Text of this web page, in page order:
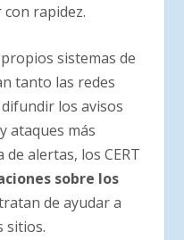
rapidez.
sistemas de
tanto las redes
los avisos
ataques más
de alertas, los CERT
sobre los
de ayudar a
sitios.